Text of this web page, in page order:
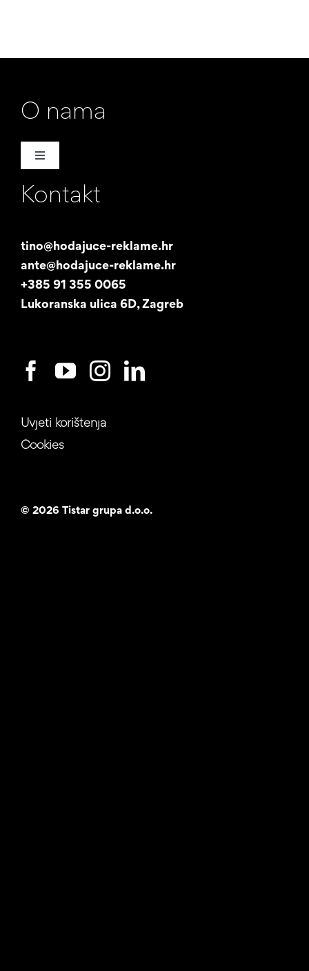
O nama
Toggle
Naša priča
Studentski posao
Kontakt
tino@hodajuce-reklame.hr
ante@hodajuce-reklame.hr
+385 91 355 0065
Lukoranska ulica 6D, Zagreb
Uvjeti korištenja
Cookies
© 2026 Tistar grupa d.o.o.